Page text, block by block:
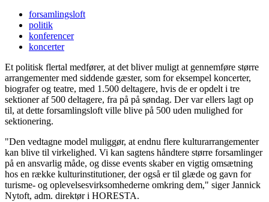
forsamlingsloft
politik
konferencer
koncerter
Et politisk flertal medfører, at det bliver muligt at gennemføre større
arrangementer med siddende gæster, som for eksempel koncerter,
biografer og teatre, med 1.500 deltagere, hvis de er opdelt i tre
sektioner af 500 deltagere, fra på på søndag. Der var ellers lagt op
til, at dette forsamlingsloft ville blive på 500 uden mulighed for
sektionering.
"Den vedtagne model muliggør, at endnu flere kulturarrangementer
kan blive til virkelighed. Vi kan sagtens håndtere større forsamlinger
på en ansvarlig måde, og disse events skaber en vigtig omsætning
hos en række kulturinstitutioner, der også er til glæde og gavn for
turisme- og oplevelsesvirksomhederne omkring dem," siger Jannick
Nytoft, adm. direktør i HORESTA.